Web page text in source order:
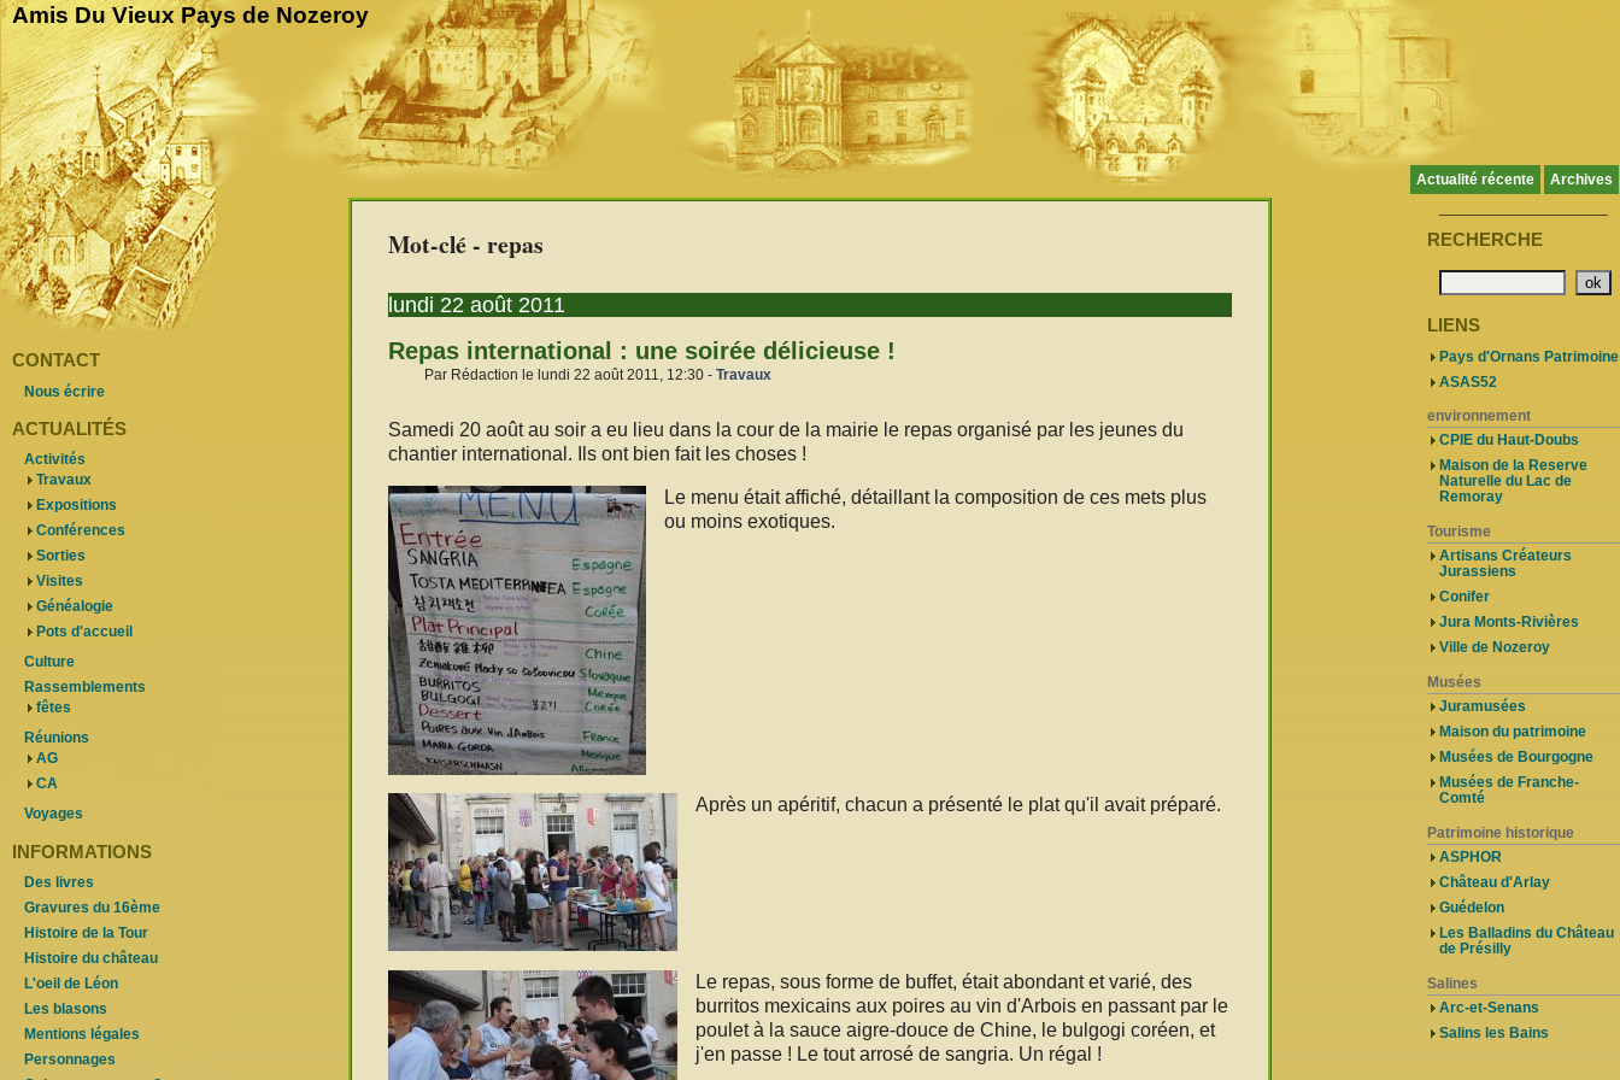
Amis Du Vieux Pays de Nozeroy
Actualité récente Archives
Mot-clé - repas
lundi 22 août 2011
Repas international : une soirée délicieuse !
Par Rédaction le lundi 22 août 2011, 12:30 - Travaux
Samedi 20 août au soir a eu lieu dans la cour de la mairie le repas organisé par les jeunes du
chantier international. Ils ont bien fait les choses !
Le menu était affiché, détaillant la composition de ces mets plus
ou moins exotiques.
Après un apéritif, chacun a présenté le plat qu'il avait préparé.
Le repas, sous forme de buffet, était abondant et varié, des
burritos mexicains aux poires au vin d'Arbois en passant par le
poulet à la sauce aigre-douce de Chine, le bulgogi coréen, et
j'en passe ! Le tout arrosé de sangria. Un régal !
CONTACT
Nous écrire
ACTUALITÉS
Activités
Travaux
Expositions
Conférences
Sorties
Visites
Généalogie
Pots d'accueil
Culture
Rassemblements
fêtes
Réunions
AG
CA
Voyages
INFORMATIONS
Des livres
Gravures du 16ème
Histoire de la Tour
Histoire du château
L'oeil de Léon
Les blasons
Mentions légales
Personnages
RECHERCHE
LIENS
Pays d'Ornans Patrimoine
ASAS52
environnement
CPIE du Haut-Doubs
Maison de la Reserve
Naturelle du Lac de
Remoray
Tourisme
Artisans Créateurs
Jurassiens
Conifer
Jura Monts-Rivières
Ville de Nozeroy
Musées
Juramusées
Maison du patrimoine
Musées de Bourgogne
Musées de Franche-
Comté
Patrimoine historique
ASPHOR
Château d'Arlay
Guédelon
Les Balladins du Château
de Présilly
Salines
Arc-et-Senans
Salins les Bains